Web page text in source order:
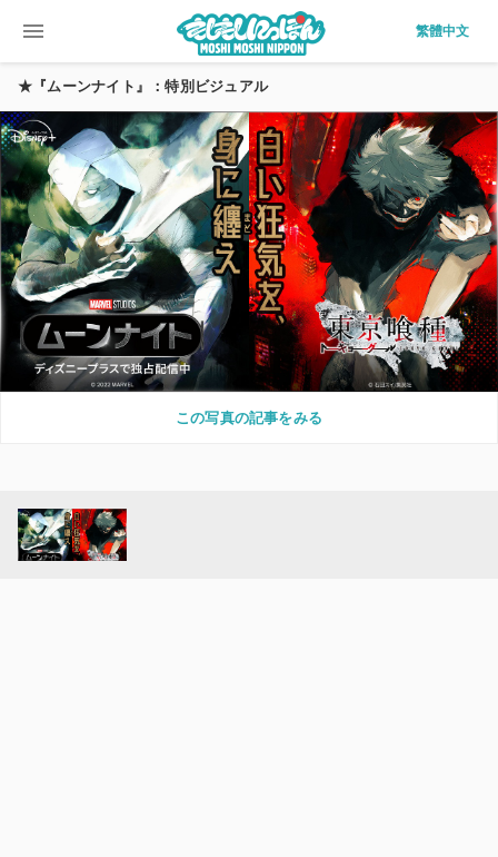
menu 繁體中文
★『ムーンナイト』：特別ビジュアル
この写真の記事をみる